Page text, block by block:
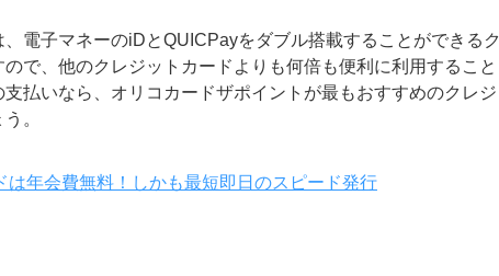
電子マネーのiDとQUICPayをダブル搭載することができるク
で、他のクレジットカードよりも何倍も便利に利用すること
払いなら、オリコカードザポイントが最もおすすめのクレジ
。
は年会費無料！しかも最短即日のスピード発行